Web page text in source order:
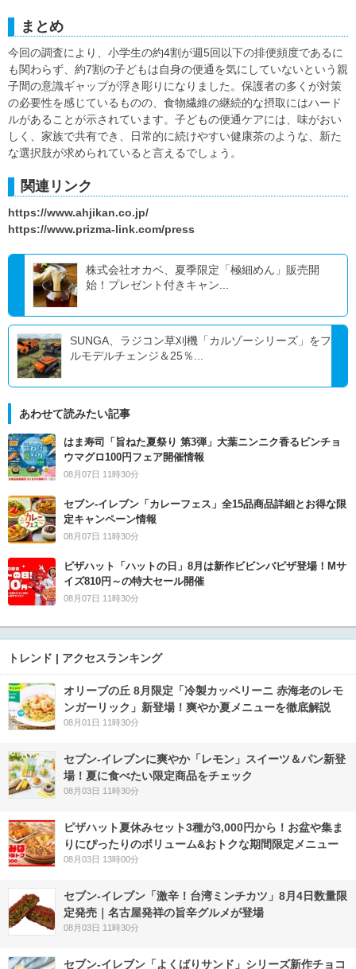
まとめ
今回の調査により、小学生の約4割が週5回以下の排便頻度であるに
も関わらず、約7割の子どもは自身の便通を気にしていないという親
子間の意識ギャップが浮き彫りになりました。保護者の多くが対策
の必要性を感じているものの、食物繊維の継続的な摂取にはハード
ルがあることが示されています。子どもの便通ケアには、味がおい
しく、家族で共有でき、日常的に続けやすい健康茶のような、新た
な選択肢が求められていると言えるでしょう。
関連リンク
https://www.ahjikan.co.jp/
https://www.prizma-link.com/press
株式会社オカベ、夏季限定「極細めん」販売開
始！プレゼント付きキャン...
SUNGA、ラジコン草刈機「カルゾーシリーズ」をフ
ルモデルチェンジ＆25％...
あわせて読みたい記事
はま寿司「旨ねた夏祭り 第3弾」大葉ニンニク香るビンチョ
ウマグロ100円フェア開催情報
08月07日 11時30分
セブン‐イレブン「カレーフェス」全15品商品詳細とお得な限
定キャンペーン情報
08月07日 11時30分
ピザハット「ハットの日」8月は新作ビビンバピザ登場！Mサ
イズ810円～の特大セール開催
08月07日 11時30分
トレンド | アクセスランキング
オリーブの丘 8月限定「冷製カッペリーニ 赤海老のレモ
ンガーリック」新登場！爽やか夏メニューを徹底解説
08月01日 11時30分
セブン‐イレブンに爽やか「レモン」スイーツ＆パン新登
場！夏に食べたい限定商品をチェック
08月03日 11時30分
ピザハット夏休みセット3種が3,000円から！お盆や集ま
りにぴったりのボリューム&おトクな期間限定メニュー
08月03日 13時00分
セブン-イレブン「激辛！台湾ミンチカツ」8月4日数量限
定発売｜名古屋発祥の旨辛グルメが登場
08月03日 11時30分
セブン‐イレブン「よくばりサンド」シリーズ新作チョコ